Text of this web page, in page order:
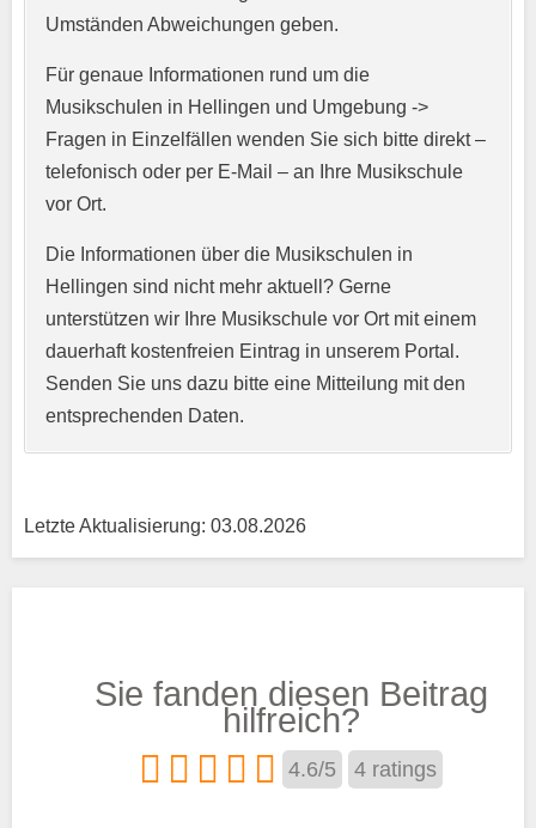
Kurzprofil der Musikschule*
Trägertyp*
Umständen Abweichungen geben.
Für genaue Informationen rund um die
Musikschulen in Hellingen und Umgebung ->
Fragen in Einzelfällen wenden Sie sich bitte direkt –
telefonisch oder per E-Mail – an Ihre Musikschule
vor Ort.
Die Informationen über die Musikschulen in
Hellingen sind nicht mehr aktuell? Gerne
unterstützen wir Ihre Musikschule vor Ort mit einem
dauerhaft kostenfreien Eintrag in unserem Portal.
Senden Sie uns dazu bitte eine Mitteilung mit den
entsprechenden Daten.
Letzte Aktualisierung: 03.08.2026
Sie fanden diesen Beitrag
hilfreich?
4.6/5 4 ratings